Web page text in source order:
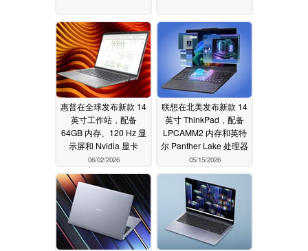
惠普在全球发布新款 14
英寸工作站，配备
64GB 内存、120 Hz 显
示屏和 Nvidia 显卡
06/02/2026
联想在北美发布新款 14
英寸 ThinkPad，配备
LPCAMM2 内存和英特
尔 Panther Lake 处理器
05/15/2026